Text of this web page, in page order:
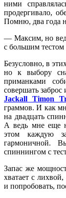
ними
продергивало,
Помню, два года
— Максим, но
с большим
Безусловно, в
но к выбору
приманками
совершать
Jackall Timon
граммов. И как
на двадцать
А ведь мне еще
этом каждую
гармоничной.
спиннингом с
Запас же
хватает с
и попробовать,